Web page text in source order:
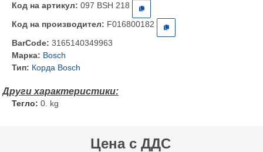
Код на артикул: 097 BSH 218
Код на производител: F016800182
BarCode: 3165140349963
Марка: Bosch
Тип: Корда Bosch
Тегло: 0. kg
Цена с ДДС